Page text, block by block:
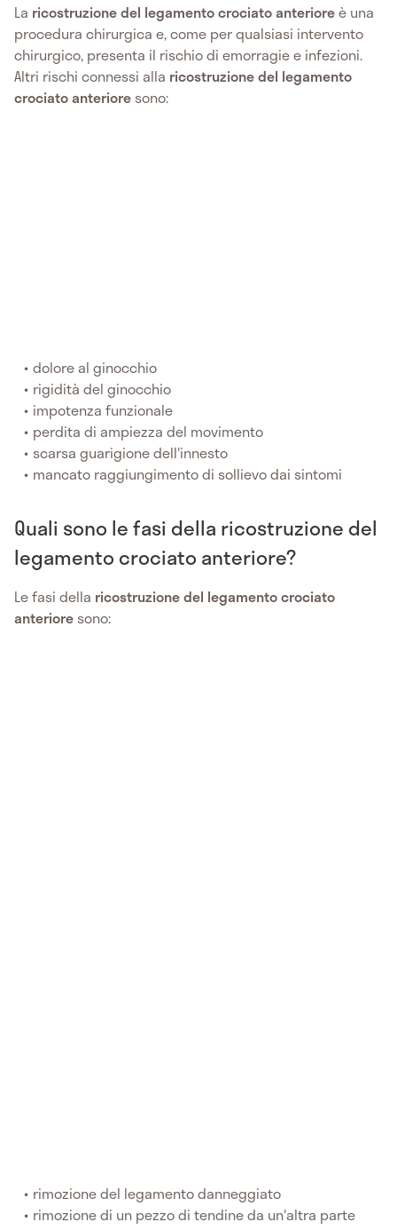
La ricostruzione del legamento crociato anterioreè una
procedura chirurgica e, come per qualsiasi intervento
chirurgico, presenta il rischio di emorragie e infezioni.
Altri rischi connessi alla ricostruzione del legamento
crociato anteriore sono:
dolore al ginocchio
rigidità del ginocchio
impotenza funzionale
perdita di ampiezza del movimento
scarsa guarigione dell'innesto
mancato raggiungimento di sollievo dai sintomi
Quali sono le fasi della ricostruzione del
legamento crociato anteriore?
Le fasi della ricostruzione del legamento crociato
anteriore sono:
rimozione del legamento danneggiato
rimozione di un pezzo di tendine da un'altra parte